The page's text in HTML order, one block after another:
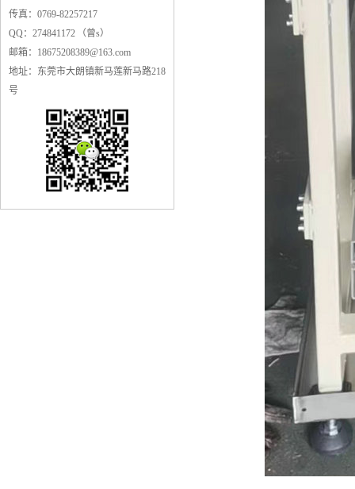
传真：0769-82257217
QQ：274841172 （曾s）
邮箱：18675208389@163.com
地址：东莞市大朗镇新马莲新马路218
号